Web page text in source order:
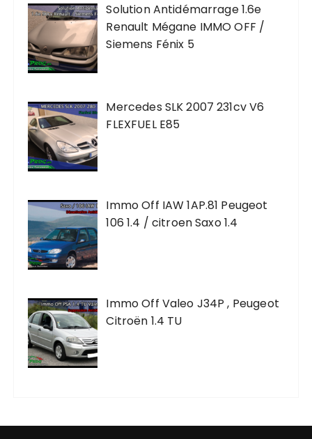
Solution Antidémarrage 1.6e
Renault Mégane IMMO OFF /
Siemens Fénix 5
Mercedes SLK 2007 231cv V6
FLEXFUEL E85
Immo Off IAW 1AP.81 Peugeot
106 1.4 / citroen Saxo 1.4
Immo Off Valeo J34P , Peugeot
Citroën 1.4 TU